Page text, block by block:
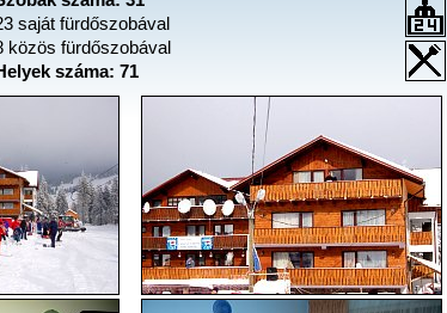
saját fürdőszobával
közös fürdőszobával
száma: 71